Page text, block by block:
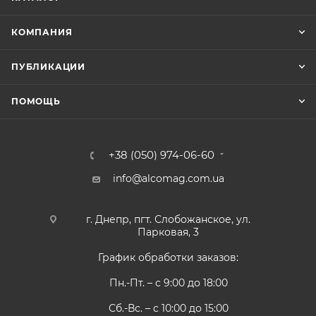
КОМПАНИЯ
ПУБЛИКАЦИИ
ПОМОЩЬ
+38 (050) 974-06-60
info@alcomag.com.ua
г. Днепр, пгт. Слобожанское, ул.
Парковая, 3
График обработки заказов:
Пн.-Пт. – с 9:00 до 18:00
Сб.-Вс. – с 10:00 до 15:00